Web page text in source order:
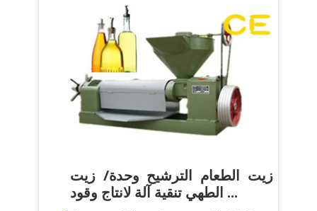
زيت الطعام الترشيح وحدة/ زيت
الطهي تنقية آلة لانتاج وقود ...